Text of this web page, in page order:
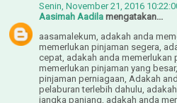
Senin, November 21, 2016
Aasimah Aadila mengatakan...
aasamalekum, adakah anda
memerlukan pinjaman segera,
cepat, adakah anda memerlukan
memerlukan pinjaman yang
pinjaman perniagaan, Adakah
pelaburan terlebih dahulu,
jangka panjang, adakah anda